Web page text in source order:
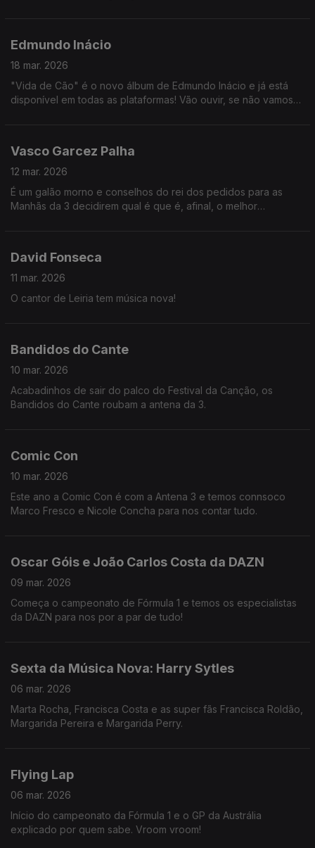
Edmundo Inácio
18 mar. 2026
"Vida de Cão" é o novo álbum de Edmundo Inácio e já está
disponível em todas as plataformas! Vão ouvir, se não vamos
Vasco Garcez Palha
12 mar. 2026
É um galão morno e conselhos do rei dos pedidos para as
Manhãs da 3 decidirem qual é que é, afinal, o melhor
David Fonseca
11 mar. 2026
O cantor de Leiria tem música nova!
Bandidos do Cante
10 mar. 2026
Acabadinhos de sair do palco do Festival da Canção, os
Bandidos do Cante roubam a antena da 3.
Comic Con
10 mar. 2026
Este ano a Comic Con é com a Antena 3 e temos connsoco
Marco Fresco e Nicole Concha para nos contar tudo.
Oscar Góis e João Carlos Costa da DAZN
09 mar. 2026
Começa o campeonato de Fórmula 1 e temos os especialistas
da DAZN para nos por a par de tudo!
Sexta da Música Nova: Harry Sytles
06 mar. 2026
Marta Rocha, Francisca Costa e as super fãs Francisca Roldão,
Margarida Pereira e Margarida Perry.
Flying Lap
06 mar. 2026
Início do campeonato da Fórmula 1 e o GP da Austrália
explicado por quem sabe. Vroom vroom!